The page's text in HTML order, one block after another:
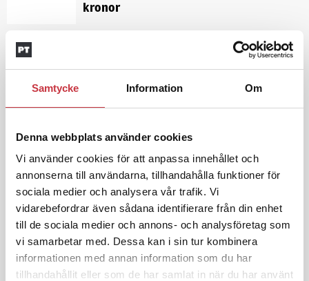
Samtycke Information Om
Denna webbplats använder cookies
Vi använder cookies för att anpassa innehållet och
annonserna till användarna, tillhandahålla funktioner för
sociala medier och analysera vår trafik. Vi
vidarebefordrar även sådana identifierare från din enhet
till de sociala medier och annons- och analysföretag som
vi samarbetar med. Dessa kan i sin tur kombinera
informationen med annan information som du har
tillhandahållit eller som de har samlat in när du har använt
kronor
Insändare:Miljoner i sjön –
polisaspiranter underkänns på
Jens Mårtensson:Snart 20 år i tjänst
– nu ska han lära sig grunderna
4 juni 2026
Polisregionen erkänner fel: ”Kommer
att rättas till”